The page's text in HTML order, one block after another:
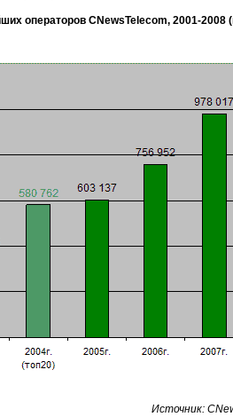
операторов CNewsTelecom, 2001-2008
Источник: